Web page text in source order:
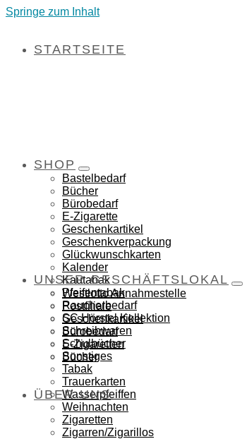
Springe zum Inhalt
STARTSEITE
SHOP
Bastelbedarf
Bücher
Bürobedarf
E-Zigarette
Geschenkartikel
Geschenkverpackung
Glückwunschkarten
Kalender
Kautabak
Pfeifentabak
Raucherbedarf
SC Hörstel Kollektion
Schreibwaren
Schulbücher
Sonstiges
Tabak
Trauerkarten
Wasserpfeiffen
Weihnachten
Zigaretten
Zigarren/Zigarillos
UNSER GESCHÄFTSLOKAL
Westlotto Annahmestelle
Postfiliale
Geschenkartikel
Bürobedarf
E-Zigaretten
Bücher
ÜBER UNS